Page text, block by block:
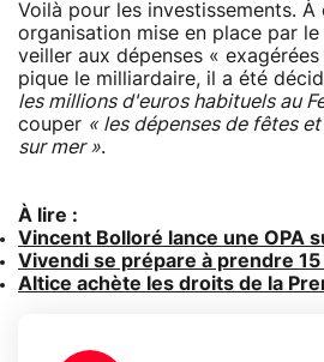
Voilà pour les investissements. À
organisation mise en place par
veiller aux dépenses «
pique le milliardaire, il a été
les millions d'euros habituels au
couper « les dépenses de fêtes
sur mer ».
À lire :
Vincent Bolloré lance une OPA
Vivendi se prépare à prendre 15
Altice achète les droits de la